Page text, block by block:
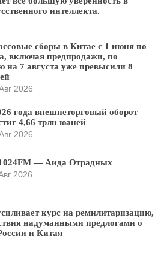
интеллекта.
сборы в Китае с 1 июня по
включая предпродажи, по
на 7 августа уже превысили 8
2026
года внешнеторговый оборот
4,66 трлн юаней
2026
— Аида Отрадных
2026
курс на ремилитаризацию,
надуманными предлогами о
и Китая